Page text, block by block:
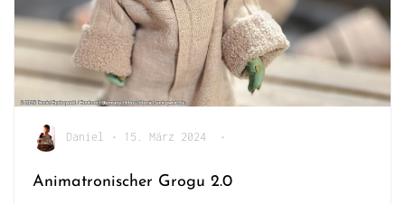
Daniel • 15. März 2024 •
Animatronischer Grogu 2.0